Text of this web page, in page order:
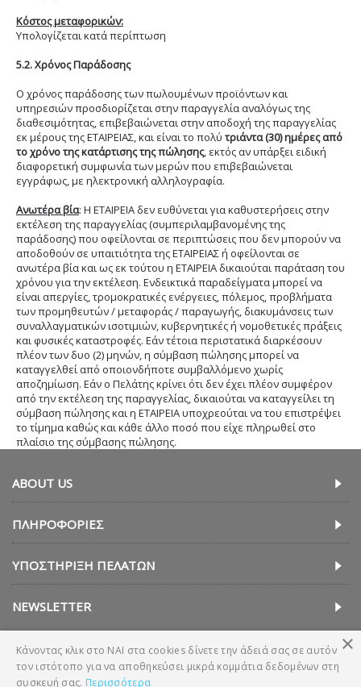
Κόστος μεταφορικών:
Υπολογίζεται κατά περίπτωση
5.2. Χρόνος Παράδοσης
Ο χρόνος παράδοσης των πωλουμένων προϊόντων και
υπηρεσιών προσδιορίζεται στην παραγγελία αναλόγως της
διαθεσιμότητας, επιβεβαιώνεται στην αποδοχή της παραγγελίας
εκ μέρους της ΕΤΑΙΡΕΙΑΣ, και είναι το πολύ τριάντα (30) ημέρες από
το χρόνο της κατάρτισης της πώλησης, εκτός αν υπάρξει ειδική
διαφορετική συμφωνία των μερών που επιβεβαιώνεται
εγγράφως, με ηλεκτρονική αλληλογραφία.
Ανωτέρα βία: Η ΕΤΑΙΡΕΙΑ δεν ευθύνεται για καθυστερήσεις στην
εκτέλεση της παραγγελίας (συμπεριλαμβανομένης της
παράδοσης) που οφείλονται σε περιπτώσεις που δεν μπορούν να
αποδοθούν σε υπαιτιότητα της ΕΤΑΙΡΕΙΑΣ ή οφείλονται σε
ανωτέρα βία και ως εκ τούτου η ΕΤΑΙΡΕΙΑ δικαιούται παράταση του
χρόνου για την εκτέλεση. Ενδεικτικά παραδείγματα μπορεί να
είναι απεργίες, τρομοκρατικές ενέργειες, πόλεμος, προβλήματα
των προμηθευτών / μεταφοράς / παραγωγής, διακυμάνσεις των
συναλλαγματικών ισοτιμιών, κυβερνητικές ή νομοθετικές πράξεις
και φυσικές καταστροφές. Εάν τέτοια περιστατικά διαρκέσουν
πλέον των δυο (2) μηνών, η σύμβαση πώλησης μπορεί να
καταγγελθεί από οποιονδήποτε συμβαλλόμενο χωρίς
αποζημίωση. Εάν ο Πελάτης κρίνει ότι δεν έχει πλέον συμφέρον
από την εκτέλεση της παραγγελίας, δικαιούται να καταγγείλει τη
σύμβαση πώλησης και η ΕΤΑΙΡΕΙΑ υποχρεούται να του επιστρέψει
το τίμημα καθώς και κάθε άλλο ποσό που είχε πληρωθεί στο
πλαίσιο της σύμβασης πώλησης.
ABOUT US
ΠΛΗΡΟΦΟΡΊΕΣ
ΥΠΟΣΤΉΡΙΞΗ ΠΕΛΑΤΏΝ
NEWSLETTER
×
Κάνοντας κλικ στο ΝΑΙ στα cookies δίνετε την άδειά σας σε αυτόν
τον ιστότοπο για να αποθηκεύσει μικρά κομμάτια δεδομένων στη
συσκευή σας. Περισσότερα